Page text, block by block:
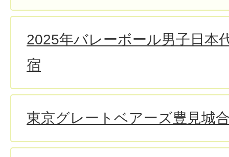
2025年バレーボール男子日本
宿
東京グレートベアーズ豊見城